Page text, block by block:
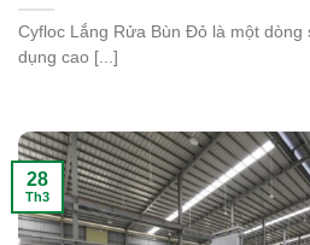
Cyfloc Lắng Rửa Bùn Đỏ là một dòng
dụng cao [...]
28
Th3